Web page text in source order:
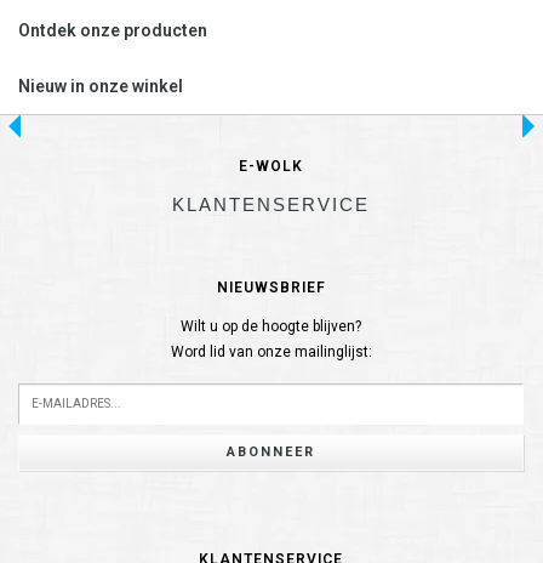
Ontdek onze producten
Nieuw in onze winkel
E-WOLK
KLANTENSERVICE
NIEUWSBRIEF
Wilt u op de hoogte blijven?
Word lid van onze mailinglijst:
ABONNEER
KLANTENSERVICE